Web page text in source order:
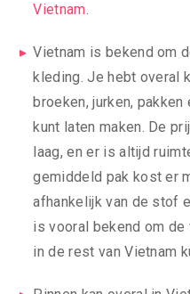
Vietnam.
Vietnam is bekend om
kleding. Je hebt overal
broeken, jurken,
kunt laten maken. De
laag, en er is altijd
gemiddeld pak kost er
afhankelijk van de stof
is vooral bekend om
in de rest van Vietnam